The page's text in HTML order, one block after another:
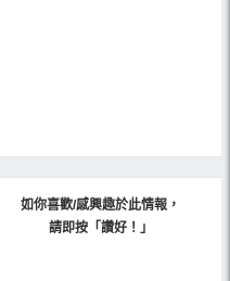
如你喜歡/感興趣於此情報，
請即按「讚好！」